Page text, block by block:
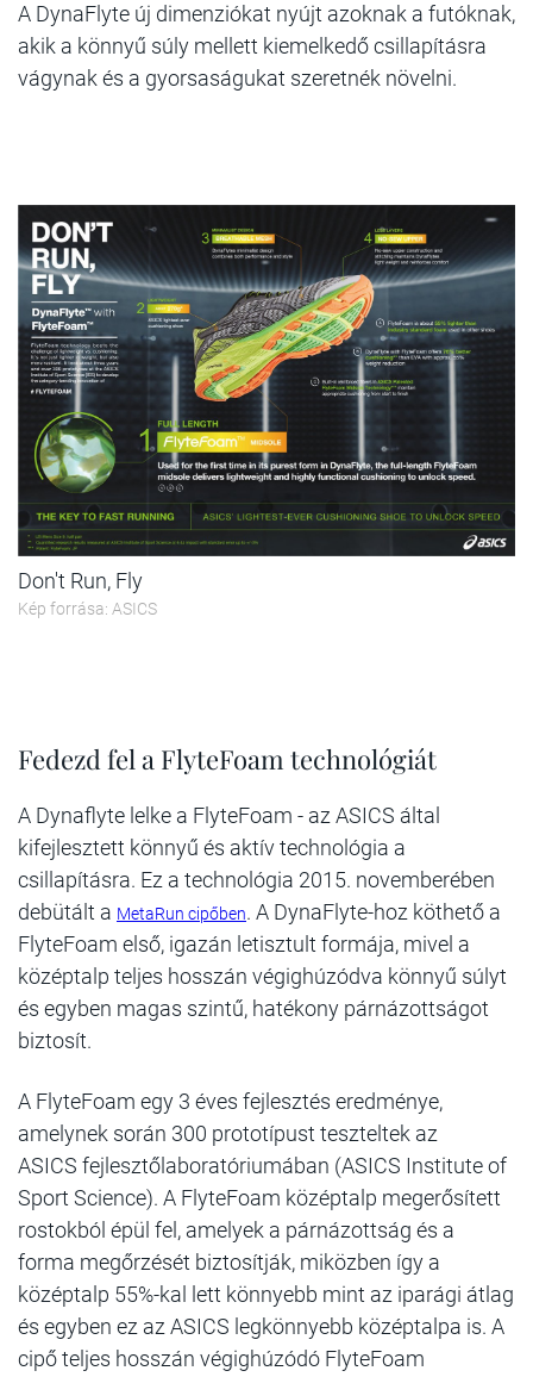
A DynaFlyte új dimenziókat nyújt azoknak a futóknak,
akik a könnyű súly mellett kiemelkedő csillapításra
vágynak és a gyorsaságukat szeretnék növelni.
Don't Run, Fly
Kép forrása: ASICS
Fedezd fel a FlyteFoam technológiát
A Dynaflyte lelke a FlyteFoam - az ASICS által
kifejlesztett könnyű és aktív technológia a
csillapításra. Ez a technológia 2015. novemberében
debütált a MetaRun cipőben. A DynaFlyte-hoz köthető a
FlyteFoam első, igazán letisztult formája, mivel a
középtalp teljes hosszán végighúzódva könnyű súlyt
és egyben magas szintű, hatékony párnázottságot
biztosít.
A FlyteFoam egy 3 éves fejlesztés eredménye,
amelynek során 300 prototípust teszteltek az
ASICS fejlesztőlaboratóriumában (ASICS Institute of
Sport Science). A FlyteFoam középtalp megerősített
rostokból épül fel, amelyek a párnázottság és a
forma megőrzését biztosítják, miközben így a
középtalp 55%-kal lett könnyebb mint az iparági átlag
és egyben ez az ASICS legkönnyebb középtalpa is. A
cipő teljes hosszán végighúzódó FlyteFoam